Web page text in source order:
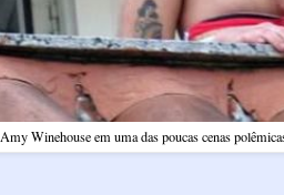
Amy Winehouse em uma das poucas cenas